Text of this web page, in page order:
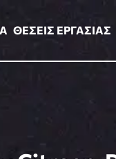
ΘΕΣΕΙΣ ΕΡΓΑΣΙΑΣ